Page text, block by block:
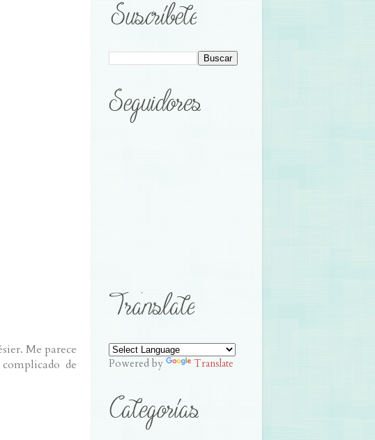
Me parece
de
Powered by Translate